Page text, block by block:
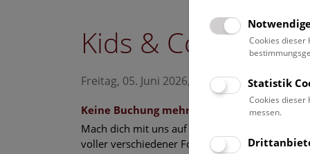
Kids & Co ab 6
Freitag, 05. Juni 2026, 14:00 Uhr – 14:30 Uhr
Keine Buchung mehr möglich.
Mach dich mit uns auf in die Welt der Kristalle –
voller verschiedener Formen. Entdecke in
Cookies dieser
Statistik
Cookies dieser
messen.